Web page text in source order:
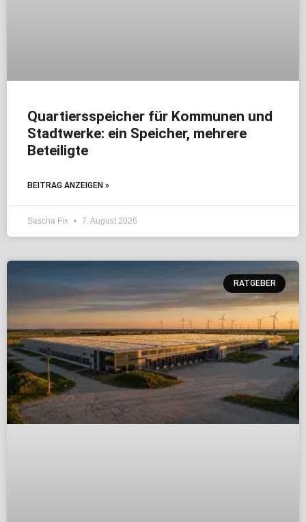
Quartiersspeicher für Kommunen und
Stadtwerke: ein Speicher, mehrere
Beteiligte
BEITRAG ANZEIGEN »
Sascha Fix 7. August 2026
RATGEBER